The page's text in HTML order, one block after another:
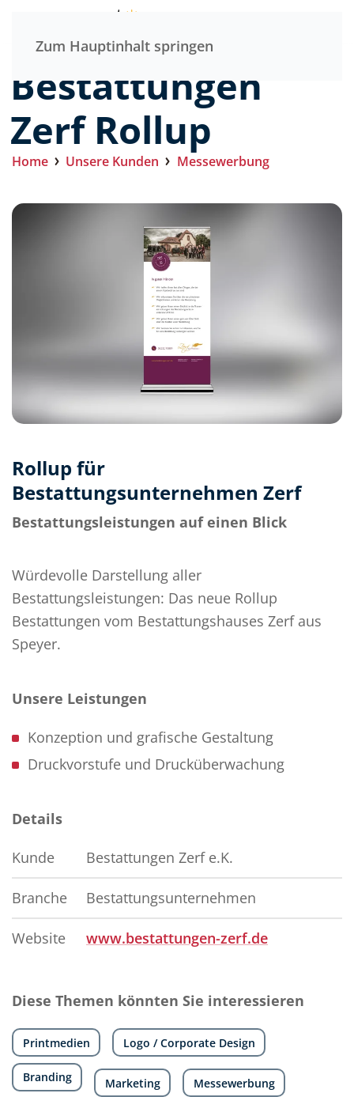
Zum Hauptinhalt springen
Bestattungen
Zerf Rollup
Home Unsere Kunden Messewerbung
Rollup für
Bestattungsunternehmen Zerf
Bestattungsleistungen auf einen Blick
Würdevolle Darstellung aller
Bestattungsleistungen: Das neue Rollup
Bestattungen vom Bestattungshauses Zerf aus
Speyer.
Unsere Leistungen
Konzeption und grafische Gestaltung
Druckvorstufe und Drucküberwachung
Details
Kunde Bestattungen Zerf e.K.
Branche Bestattungsunternehmen
Website www.bestattungen-zerf.de
Diese Themen könnten Sie interessieren
Printmedien Logo / Corporate Design
Branding Marketing Messewerbung